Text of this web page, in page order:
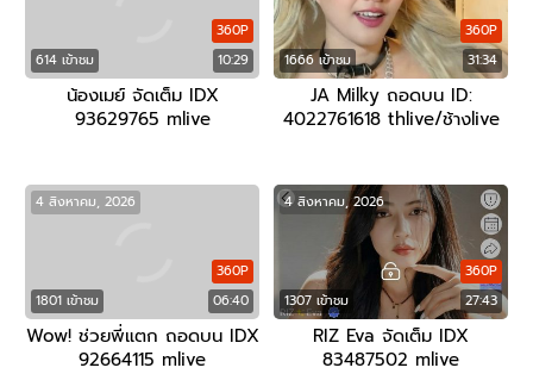
614 เข้าชม 10:29
360P
น้องเมย์ จัดเต็ม IDX
93629765 mlive
1666 เข้าชม 31:34
360P
JA Milky ถอดบน ID:
4022761618 thlive/ช้างlive
1801 เข้าชม 06:40
360P
4 สิงหาคม, 2026
Wow! ช่วยพี่แตก ถอดบน IDX
92664115 mlive
1307 เข้าชม 27:43
360P
4 สิงหาคม, 2026
RIZ Eva จัดเต็ม IDX
83487502 mlive